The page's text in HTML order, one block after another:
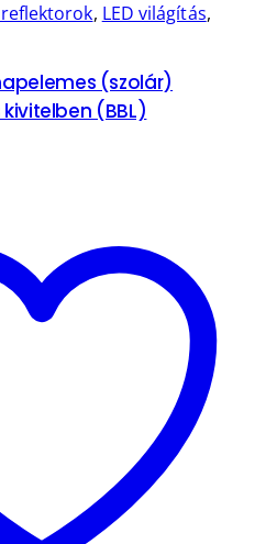
reflektorok, LED világítás,
(szolár)
(BBL)